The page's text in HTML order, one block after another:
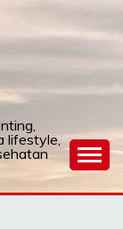
lifestyle,